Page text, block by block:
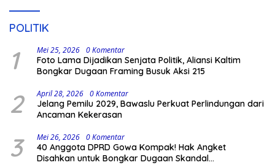
POLITIK
1 Mei 25, 2026 0 Komentar
Foto Lama Dijadikan Senjata Politik, Aliansi Kaltim
Bongkar Dugaan Framing Busuk Aksi 215
2 April 28, 2026 0 Komentar
Jelang Pemilu 2029, Bawaslu Perkuat Perlindungan dari
Ancaman Kekerasan
3 Mei 26, 2026 0 Komentar
40 Anggota DPRD Gowa Kompak! Hak Angket
Disahkan untuk Bongkar Dugaan Skandal